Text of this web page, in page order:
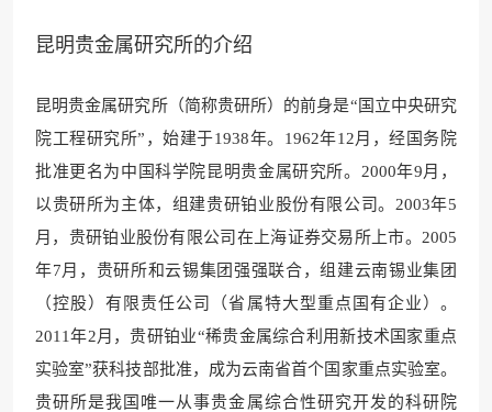
昆明贵金属研究所的介绍
昆明贵金属研究所（简称贵研所）的前身是“国立中央研究
院工程研究所”，始建于1938年。1962年12月，经国务院
批准更名为中国科学院昆明贵金属研究所。2000年9月，
以贵研所为主体，组建贵研铂业股份有限公司。2003年5
月，贵研铂业股份有限公司在上海证券交易所上市。2005
年7月，贵研所和云锡集团强强联合，组建云南锡业集团
（控股）有限责任公司（省属特大型重点国有企业）。
2011年2月，贵研铂业“稀贵金属综合利用新技术国家重点
实验室”获科技部批准，成为云南省首个国家重点实验室。
贵研所是我国唯一从事贵金属综合性研究开发的科研院